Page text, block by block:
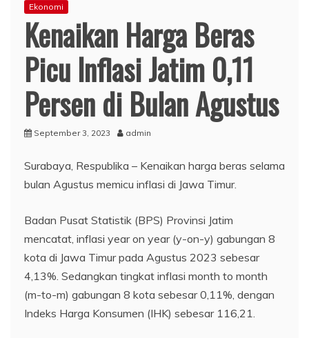
Ekonomi
Kenaikan Harga Beras
Picu Inflasi Jatim 0,11
Persen di Bulan Agustus
September 3, 2023 admin
Surabaya, Respublika – Kenaikan harga beras selama
bulan Agustus memicu inflasi di Jawa Timur.
Badan Pusat Statistik (BPS) Provinsi Jatim
mencatat, inflasi year on year (y-on-y) gabungan 8
kota di Jawa Timur pada Agustus 2023 sebesar
4,13%. Sedangkan tingkat inflasi month to month
(m-to-m) gabungan 8 kota sebesar 0,11%, dengan
Indeks Harga Konsumen (IHK) sebesar 116,21.